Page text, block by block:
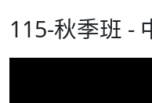
115-秋季班 -